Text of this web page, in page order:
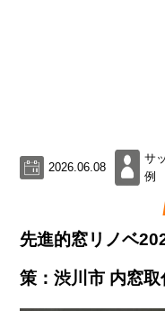
2026.06.08
サ
例
先進的窓リノベ
策：渋川市 内窓取